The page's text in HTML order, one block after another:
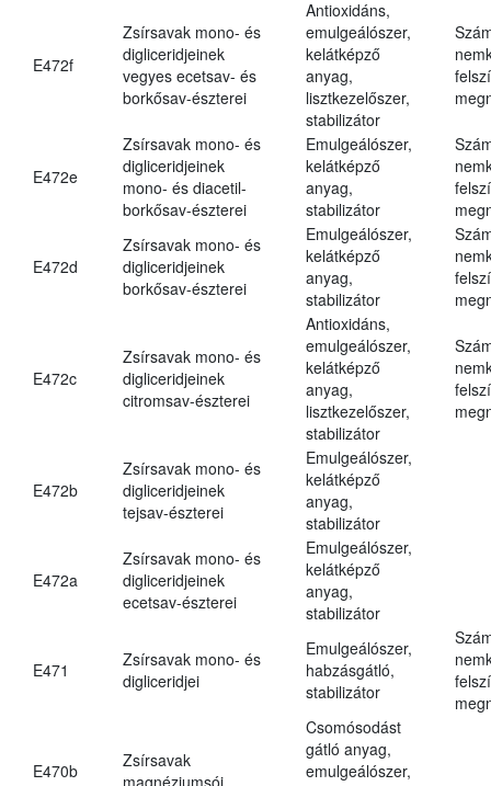
E472f
Zsírsavak mono- és
digliceridjeinek
vegyes ecetsav- és
borkősav-észterei
Antioxidáns,
emulgeálószer,
kelátképző
anyag,
lisztkezelőszer,
stabilizátor
E472e
Zsírsavak mono- és
digliceridjeinek
mono- és diacetil-
borkősav-észterei
Emulgeálószer,
kelátképző
anyag,
stabilizátor
E472d
Zsírsavak mono- és
digliceridjeinek
borkősav-észterei
Emulgeálószer,
kelátképző
anyag,
stabilizátor
E472c
Zsírsavak mono- és
digliceridjeinek
citromsav-észterei
Antioxidáns,
emulgeálószer,
kelátképző
anyag,
lisztkezelőszer,
stabilizátor
E472b
Zsírsavak mono- és
digliceridjeinek
tejsav-észterei
Emulgeálószer,
kelátképző
anyag,
stabilizátor
E472a
Zsírsavak mono- és
digliceridjeinek
ecetsav-észterei
Emulgeálószer,
kelátképző
anyag,
stabilizátor
E471
Zsírsavak mono- és
digliceridjei
Emulgeálószer,
habzásgátló,
stabilizátor
E470b
Zsírsavak
magnéziumsói
Csomósodást
gátló anyag,
emulgeálószer,